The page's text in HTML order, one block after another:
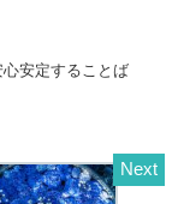
安定することば